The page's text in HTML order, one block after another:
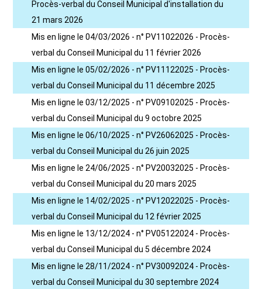
Procès-verbal du Conseil Municipal d'installation du
21 mars 2026
Mis en ligne le 04/03/2026 - n° PV11022026 - Procès-
verbal du Conseil Municipal du 11 février 2026
Mis en ligne le 05/02/2026 - n° PV11122025 - Procès-
verbal du Conseil Municipal du 11 décembre 2025
Mis en ligne le 03/12/2025 - n° PV09102025 - Procès-
verbal du Conseil Municipal du 9 octobre 2025
Mis en ligne le 06/10/2025 - n° PV26062025 - Procès-
verbal du Conseil Municipal du 26 juin 2025
Mis en ligne le 24/06/2025 - n° PV20032025 - Procès-
verbal du Conseil Municipal du 20 mars 2025
Mis en ligne le 14/02/2025 - n° PV12022025 - Procès-
verbal du Conseil Municipal du 12 février 2025
Mis en ligne le 13/12/2024 - n° PV05122024 - Procès-
verbal du Conseil Municipal du 5 décembre 2024
Mis en ligne le 28/11/2024 - n° PV30092024 - Procès-
verbal du Conseil Municipal du 30 septembre 2024